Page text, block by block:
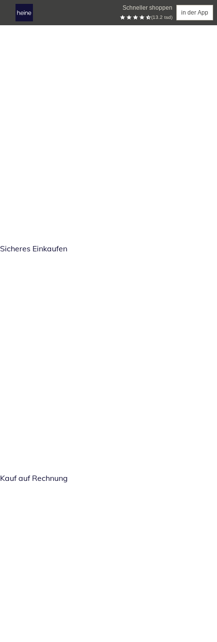
Schneller shoppen
(13.2 tsd)
in der App
Sicheres Einkaufen
Kauf auf Rechnung